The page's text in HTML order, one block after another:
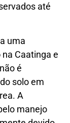
até
uma
Caatinga e
é
solo em
A
manejo